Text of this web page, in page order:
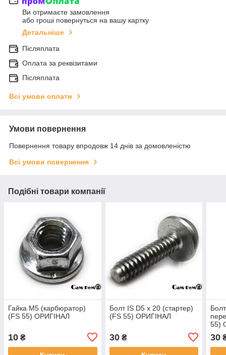
Ви отримаєте замовлення
або гроші повернуться на вашу картку
Детальніше
Післяплата
Оплата за реквізитами
Післяплата
Всі умови оплати
Умови повернення
Повернення товару впродовж 14 днів за домовленістю
Всі умови повернення
Подібні товари компанії
Гайка М5 (карбюратор)
(FS 55) ОРИГІНАЛ
10 ₴
Болт IS D5 x 20 (стартер)
(FS 55) ОРИГІНАЛ
30₴
55)
30